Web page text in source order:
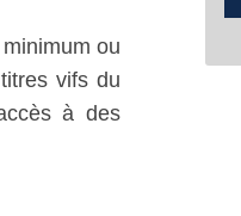
ou
vifs du
à des